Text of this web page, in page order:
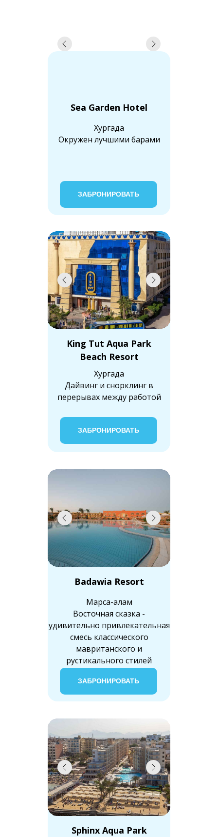
Sphinx Aqua Park
King Tut Aqua Park
Beach Resort
Хургада
Дайвинг и снорклинг в
перерывах между работой
ЗАБРОНИРОВАТЬ
Sea Garden Hotel
Хургада
Окружен лучшими барами
ЗАБРОНИРОВАТЬ
Badawia Resort
Марса-алам
Восточная сказка -
удивительно привлекательная
смесь классического
мавританского и
рустикального стилей
ЗАБРОНИРОВАТЬ